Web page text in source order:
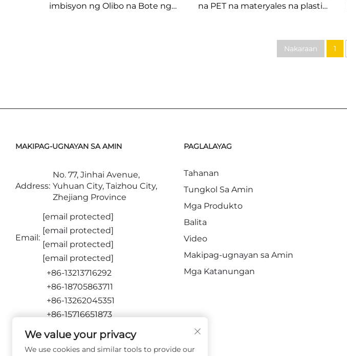
imbisyon ng Olibo na Bote ng
na PET na materyales na plastik
Nakaraan 1
MAKIPAG-UGNAYAN SA AMIN
Address:
No. 77, Jinhai Avenue,
Yuhuan City, Taizhou City,
Zhejiang Province
Email:
[email protected]
[email protected]
[email protected]
[email protected]
+86-13213716292
+86-18705863711
+86-13262045351
+86-15716651873
PAGLALAYAG
Tahanan
Tungkol Sa Amin
Mga Produkto
Balita
Video
Makipag-ugnayan sa Amin
Mga Katanungan
SUMUSUNOD SA AMIN
We value your privacy
We use cookies and similar tools to provide our